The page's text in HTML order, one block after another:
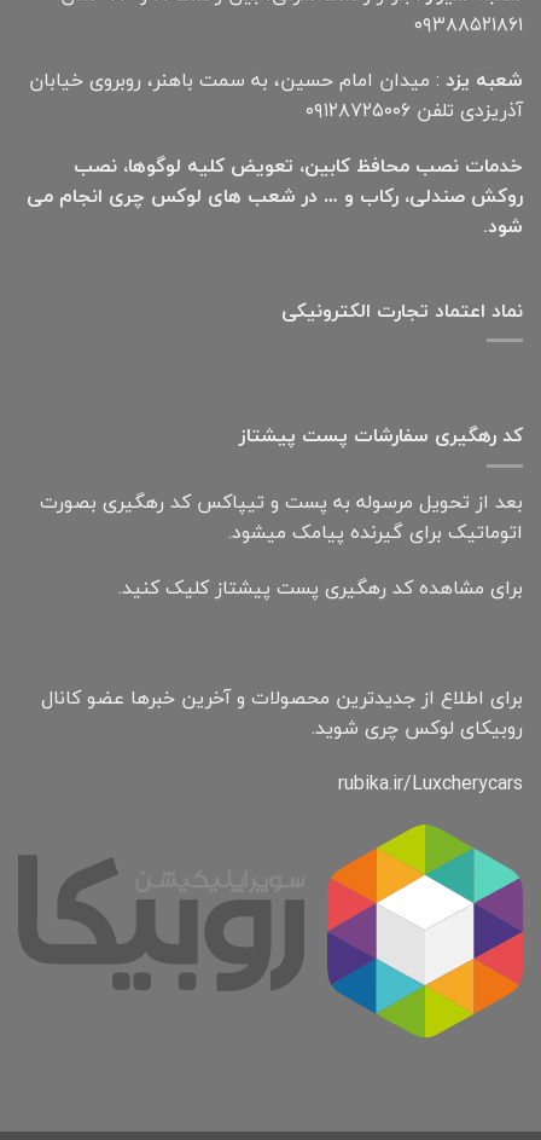
۰۹۳۸۸۵۲۱۸۶۱
شعبه یزد : میدان امام حسین، به سمت باهنر، روبروی خیابان
آذریزدی تلفن ۰۹۱۲۸۷۲۵۰۰۶
خدمات نصب محافظ کابین، تعویض کلیه لوگوها، نصب
روکش صندلی، رکاب و … در شعب های لوکس چری انجام می
شود.
نماد اعتماد تجارت الكترونیكی
کد رهگیری سفارشات پست پیشتاز
بعد از تحویل مرسوله به پست و تیپاکس کد رهگیری بصورت
اتوماتیک برای گیرنده پیامک میشود.
برای مشاهده کد رهگیری پست پیشتاز کلیک کنید.
برای اطلاع از جدیدترین محصولات و آخرین خبرها عضو کانال
روبیکای لوکس چری شوید.
rubika.ir/Luxcherycars